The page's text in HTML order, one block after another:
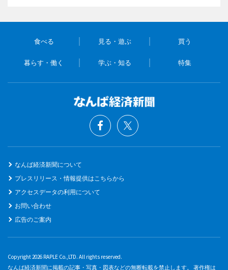
食べる 見る・遊ぶ 買う
暮らす・働く 学ぶ・知る 特集
なんば経済新聞について
プレスリリース・情報提供はこちらから
アクセスデータの利用について
お問い合わせ
広告のご案内
Copyright 2026 RAPLE Co.,LTD. All rights reserved.
なんば経済新聞に掲載の記事・写真・図表などの無断転載を禁止します。 著作権は